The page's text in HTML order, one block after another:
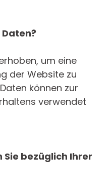
um eine
der Website zu
können zur
verwendet
Sie bezüglich Ihrer